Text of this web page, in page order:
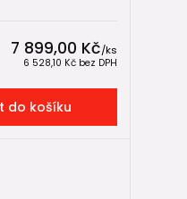
7 899,00 Kč/ks
6 528,10 Kč bez DPH
do košíku